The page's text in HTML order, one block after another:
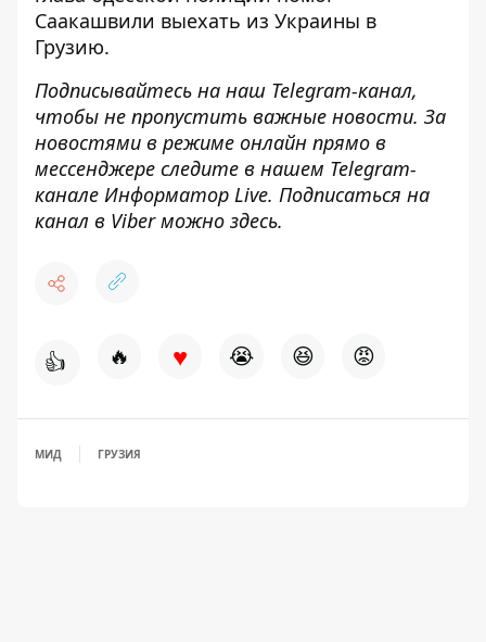
Саакашвили выехать из Украины в
Грузию.
Подписывайтесь на наш Telegram-канал,
чтобы не пропустить важные новости. За
новостями в режиме онлайн прямо в
мессенджере следите в нашем Telegram-
канале Информатор Live. Подписаться на
канал в Viber можно здесь.
👍 🔥 ♥ 😭 😆 😡
МИД ГРУЗИЯ